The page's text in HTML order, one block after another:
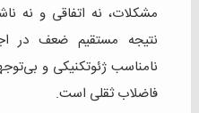
مشکلات، نه اتفاقی و نه
نتیجه مستقیم ضعف در
نامناسب ژئوتکنیکی و
فاضلاب ثقلی است.